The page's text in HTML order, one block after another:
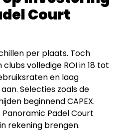
Court
per plaats. Toch
volledige ROI in 18 tot
en laag
Selecties zoals de
beginnend CAPEX.
Panoramic Padel Court
rekening brengen.